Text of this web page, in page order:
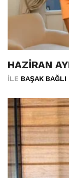
HAZİRAN
İLE BAŞAK BAĞLI